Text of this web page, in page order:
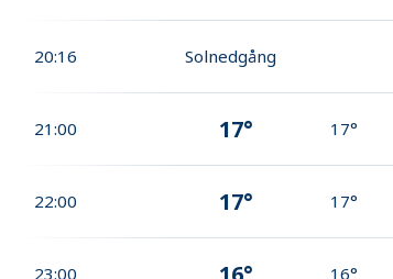
20:16 Solnedgång
21:00 17° 17°
22:00 17° 17°
23:00 16°